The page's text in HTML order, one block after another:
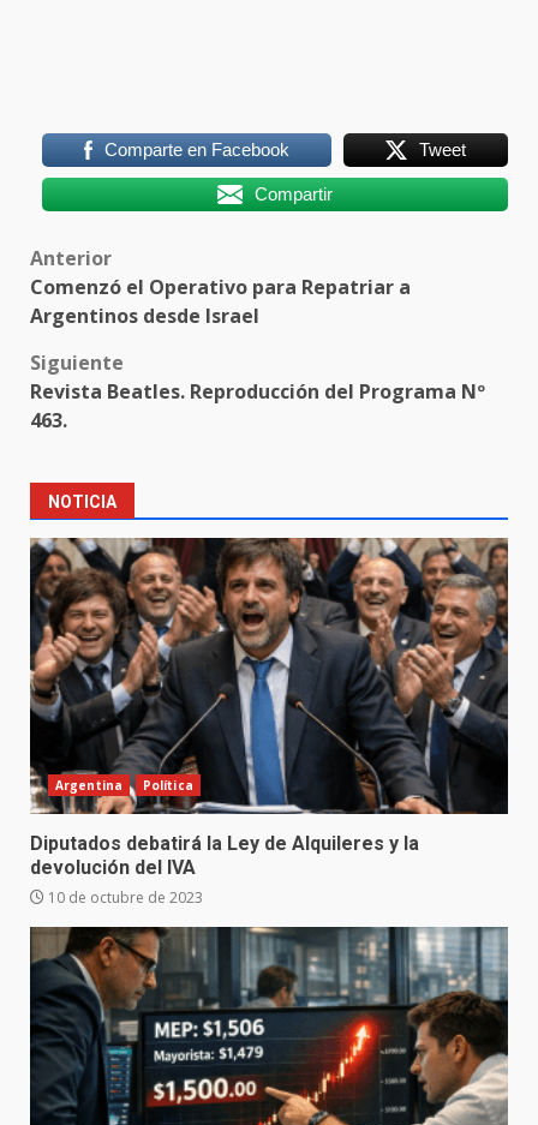
Comparte en Facebook Tweet
Compartir
Post
navigation
Anterior
Comenzó el Operativo para Repatriar a
Argentinos desde Israel
Siguiente
Revista Beatles. Reproducción del Programa Nº
463.
NOTICIA
Argentina Política
Diputados debatirá la Ley de Alquileres y la
devolución del IVA
10 de octubre de 2023